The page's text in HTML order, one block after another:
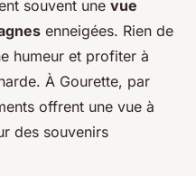
souvent une vue
enneigées. Rien de
humeur et profiter à
À Gourette, par
offrent une vue à
des souvenirs